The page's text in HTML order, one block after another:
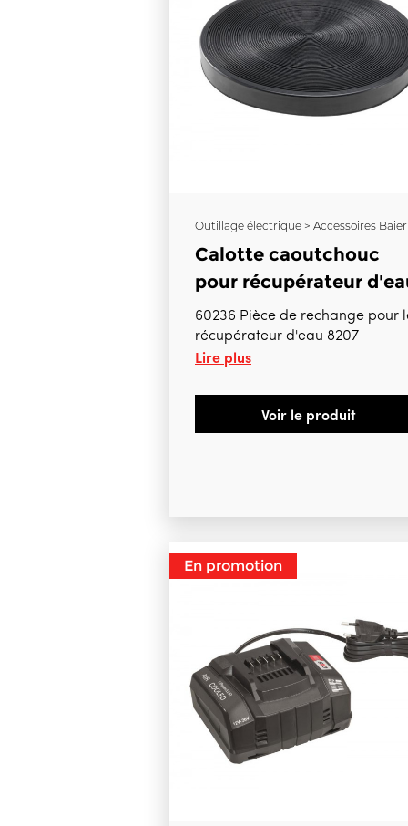
Outillage électrique > Accessoires Baier
Calotte caoutchouc
pour récupérateur
60236 Pièce de rechange pour
récupérateur d'eau 8207
Lire plus
Voir le produit
En promotion